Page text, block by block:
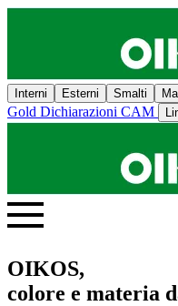
Interni Esterni Smalti
Gold Dichiarazioni CAM
OIKOS,
colore e materia